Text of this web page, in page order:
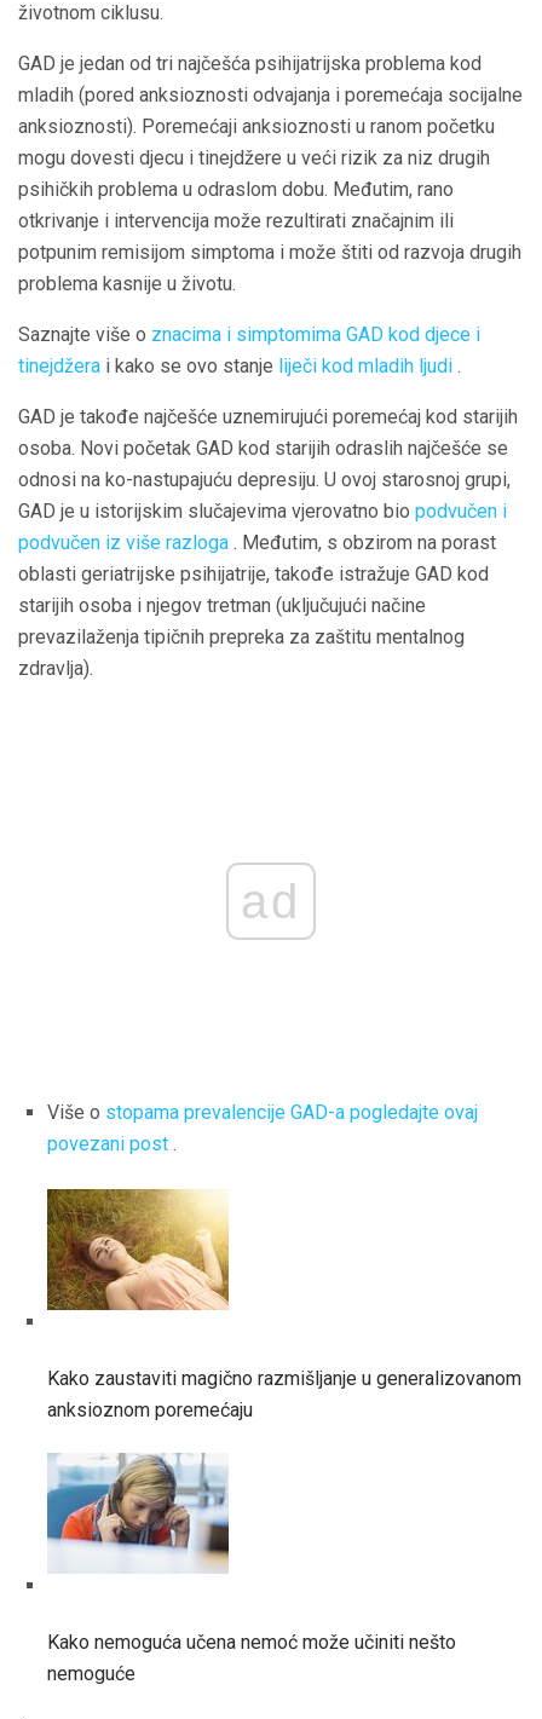
životnom ciklusu.
GAD je jedan od tri najčešća psihijatrijska problema kod
mladih (pored anksioznosti odvajanja i poremećaja socijalne
anksioznosti). Poremećaji anksioznosti u ranom početku
mogu dovesti djecu i tinejdžere u veći rizik za niz drugih
psihičkih problema u odraslom dobu. Međutim, rano
otkrivanje i intervencija može rezultirati značajnim ili
potpunim remisijom simptoma i može štiti od razvoja drugih
problema kasnije u životu.
Saznajte više o znacima i simptomima GAD kod djece i
tinejdžera i kako se ovo stanje liječi kod mladih ljudi .
GAD je takođe najčešće uznemirujući poremećaj kod starijih
osoba. Novi početak GAD kod starijih odraslih najčešće se
odnosi na ko-nastupajuću depresiju. U ovoj starosnoj grupi,
GAD je u istorijskim slučajevima vjerovatno bio podvučen i
podvučen iz više razloga . Međutim, s obzirom na porast
oblasti geriatrijske psihijatrije, takođe istražuje GAD kod
starijih osoba i njegov tretman (uključujući načine
prevazilaženja tipičnih prepreka za zaštitu mentalnog
zdravlja).
ad
Više o stopama prevalencije GAD-a pogledajte ovaj
povezani post .
Kako zaustaviti magično razmišljanje u generalizovanom
anksioznom poremećaju
Kako nemoguća učena nemoć može učiniti nešto
nemoguće